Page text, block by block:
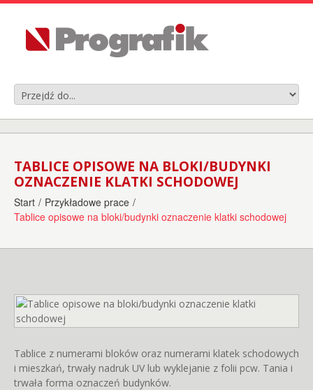
TABLICE OPISOWE NA BLOKI/BUDYNKI
OZNACZENIE KLATKI SCHODOWEJ
Start / Przykładowe prace /
Tablice opisowe na bloki/budynki oznaczenie klatki schodowej
Tablice z numerami bloków oraz numerami klatek schodowych
i mieszkań, trwały nadruk UV lub wyklejanie z folii pcw. Tania i
trwała forma oznaczeń budynków.